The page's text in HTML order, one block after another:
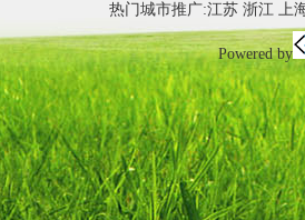
热门城市推广:江苏 浙江 上
Powered by